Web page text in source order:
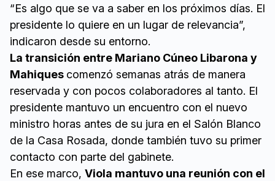
“Es algo que se va a saber en los próximos días. El
presidente lo quiere en un lugar de relevancia”,
indicaron desde su entorno.
La transición entre Mariano Cúneo Libarona y
Mahiques comenzó semanas atrás de manera
reservada y con pocos colaboradores al tanto. El
presidente mantuvo un encuentro con el nuevo
ministro horas antes de su jura en el Salón Blanco
de la Casa Rosada, donde también tuvo su primer
contacto con parte del gabinete.
En ese marco, Viola mantuvo una reunión con el